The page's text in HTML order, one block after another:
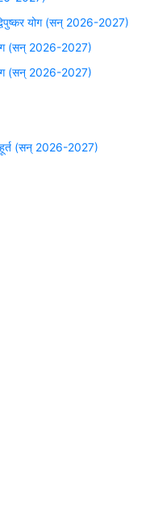
योग (सन् 2026-2027)
(सन् 2026-2027)
(सन् 2026-2027)
(सन् 2026-2027)